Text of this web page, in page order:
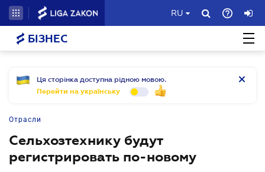
RU
БІЗНЕС
Ця сторінка доступна рідною мовою.
Перейти на українську
Отрасли
Сельхозтехнику будут
регистрировать по-новому